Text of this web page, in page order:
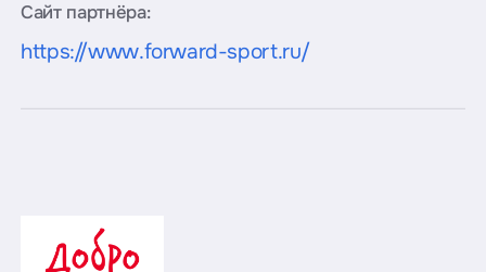
Сайт партнёра:
https://www.forward-sport.ru/